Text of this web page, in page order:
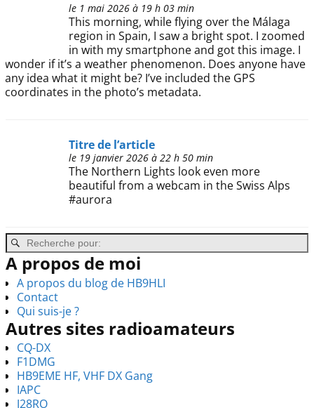
le 1 mai 2026 à 19 h 03 min
This morning, while flying over the Málaga
region in Spain, I saw a bright spot. I zoomed
in with my smartphone and got this image. I
wonder if it’s a weather phenomenon. Does anyone have
any idea what it might be? I’ve included the GPS
coordinates in the photo’s metadata.
Titre de l’article
le 19 janvier 2026 à 22 h 50 min
The Northern Lights look even more
beautiful from a webcam in the Swiss Alps
#aurora
A propos de moi
A propos du blog de HB9HLI
Contact
Qui suis-je ?
Autres sites radioamateurs
CQ-DX
F1DMG
HB9EME HF, VHF DX Gang
IAPC
J28RO